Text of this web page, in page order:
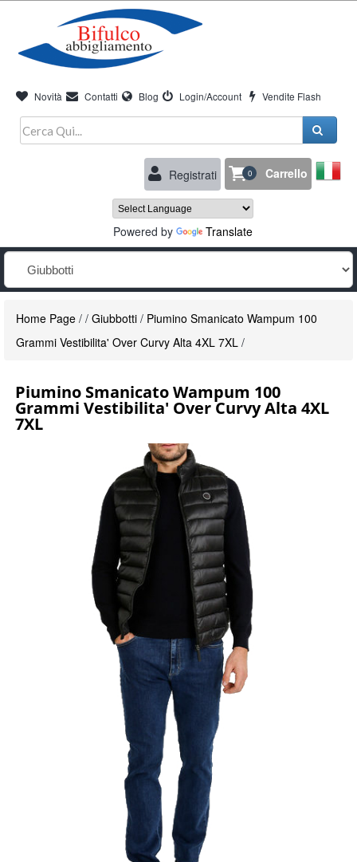
Novità Contatti Blog Login/Account Vendite Flash
Registrati 0 Carrello
Powered by Translate
Home Page / / Giubbotti / Piumino Smanicato Wampum 100
Grammi Vestibilita' Over Curvy Alta 4XL 7XL /
Piumino Smanicato Wampum 100
Grammi Vestibilita' Over Curvy Alta 4XL
7XL